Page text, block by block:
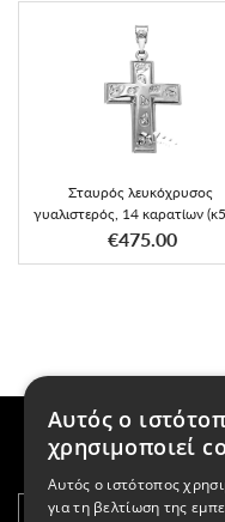
Σταυρός λευκόχρυσος
γυαλιστερός, 14 καρατίων
€475.00
Αυτός ο
χρησιμοποιεί
Αυτός ο ιστότοπος
για τη βελτίωση της